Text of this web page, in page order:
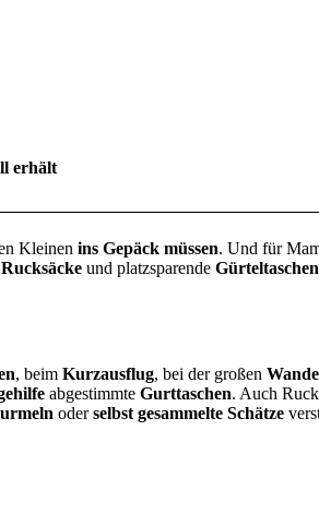
erhält
Kleinen ins Gepäck müssen. Und für
Rucksäcke und platzsparende
, beim Kurzausflug, bei der großen
abgestimmte Gurttaschen. Auch
oderselbst gesammelte Schätze